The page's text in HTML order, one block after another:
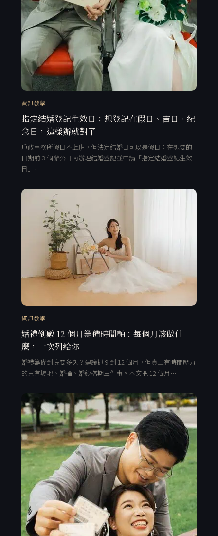
資訊教學
指定結婚登記生效日：想登記在假日、吉日、紀
念日，這樣辦就對了
戶政事務所假日不上班，但法定結婚日可以是假日：在想要的
日期前 3 個辦公日內辦理結婚登記並申請「指定結婚登記生效
日」…
資訊教學
婚禮倒數 12 個月籌備時間軸：每個月該做什
麼，一次列給你
婚禮籌備到底要多久？建議抓 9 到 12 個月，但真正有時間壓力
的只有場地、婚攝、婚紗檔期三件事。本文把 12 個月…